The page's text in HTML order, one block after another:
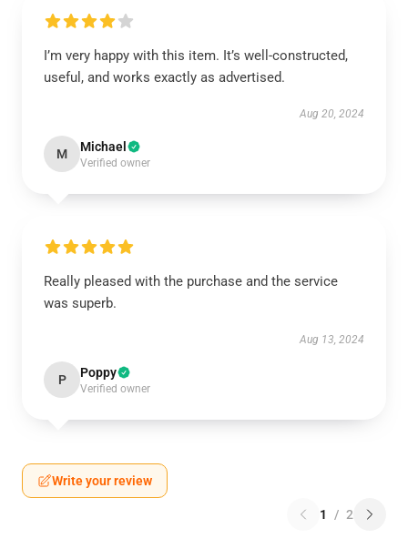
I’m very happy with this item. It’s well-constructed,
useful, and works exactly as advertised.
Aug 20, 2024
M Michael
Verified owner
Really pleased with the purchase and the service
was superb.
Aug 13, 2024
P Poppy
Verified owner
Write your review
1 / 2